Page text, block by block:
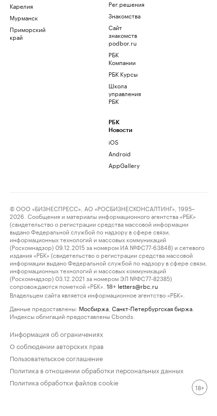
Карелия
Мурманск
Приморский
край
Рег.решения
Знакомства
Сайт
знакомств
podbor.ru
РБК
Компании
РБК Курсы
Школа
управления
РБК
РБК
Новости
iOS
Android
AppGallery
© ООО «БИЗНЕСПРЕСС», АО «РОСБИЗНЕСКОНСАЛТИНГ», 1995–
2026. Сообщения и материалы информационного агентства «РБК»
(свидетельство о регистрации средства массовой информации
выдано Федеральной службой по надзору в сфере связи,
информационных технологий и массовых коммуникаций
(Роскомнадзор) 09.12.2015 за номером ИА №ФС77-63848) и сетевого
издания «РБК» (свидетельство о регистрации средства массовой
информации выдано Федеральной службой по надзору в сфере связи,
информационных технологий и массовых коммуникаций
(Роскомнадзор) 03.12.2021 за номером ЭЛ №ФС77-82385)
сопровождаются пометкой «РБК».
18+ letters@rbc.ru
Владельцем сайта является информационное агентство «РБК».
Данные предоставлены: Мосбиржа Санкт-Петербургская биржа
Индексы облигаций предоставлены Cbonds.
Информация об ограничениях
О соблюдении авторских прав
Пользовательское соглашение
Политика в отношении обработки персональных данных
Политика обработки файлов cookie
18+